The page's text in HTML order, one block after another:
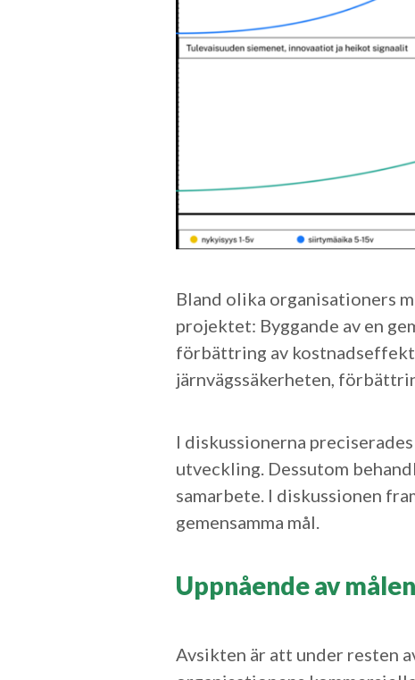
Bland olika organisationers
projektet: Byggande av en
förbättring av
järnvägssäkerheten,
I diskussionerna
utveckling. Dessutom
samarbete. I diskussionen
gemensamma mål.
Uppnående av
Avsikten är att under resten